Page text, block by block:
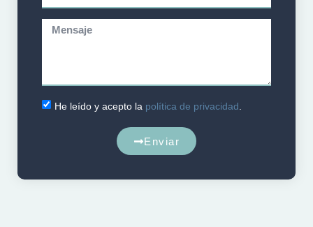
He leído y acepto la política de privacidad
Enviar